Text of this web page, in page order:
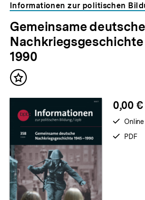
Informationen zur politischen
Gemeinsame deutsche
Nachkriegsgeschichte
1990
Inhalt
0,00 €
PDF